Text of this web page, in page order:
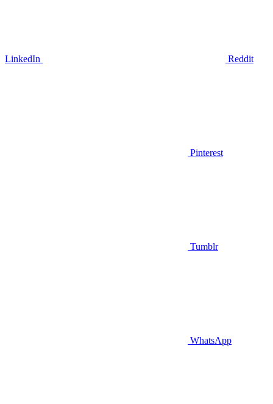
LinkedIn Reddit
Pinterest
Tumblr
WhatsApp